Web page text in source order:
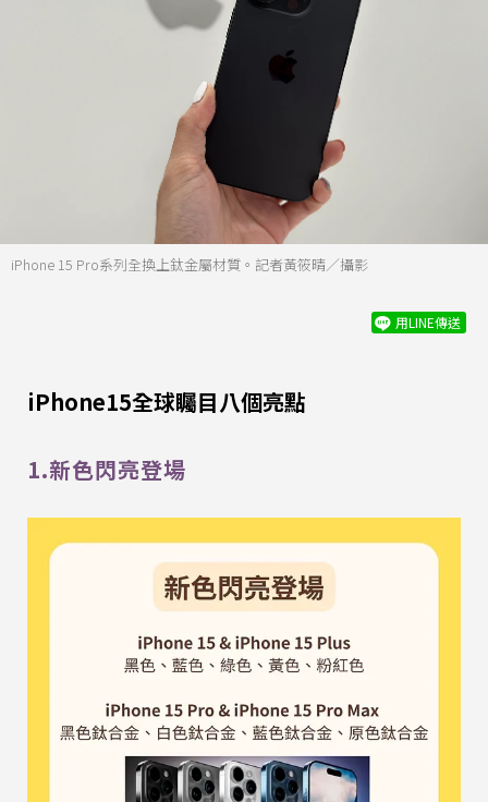
iPhone 15 Pro系列全換上鈦金屬材質。記者黃筱晴／攝影
用LINE傳送
iPhone15全球矚目八個亮點
1.新色閃亮登場